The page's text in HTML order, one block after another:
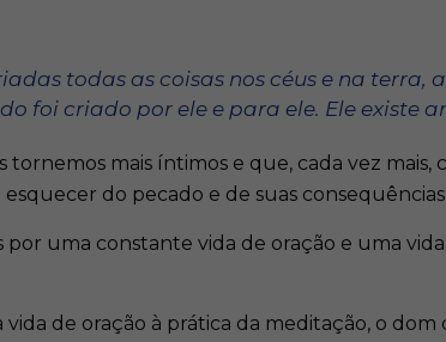
todas as coisas nos céus e na terra,
foi criado por ele e para ele. Ele existe
tornemos mais íntimos e que, cada vez
esquecer do pecado e de suas
uma constante vida de oração e uma
de oração à prática da meditação, o